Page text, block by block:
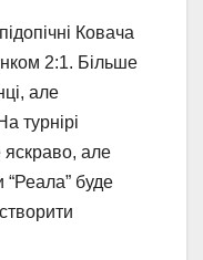
Ковача
2:1. Більше
але
турнірі
яскраво, але
“Реала” буде